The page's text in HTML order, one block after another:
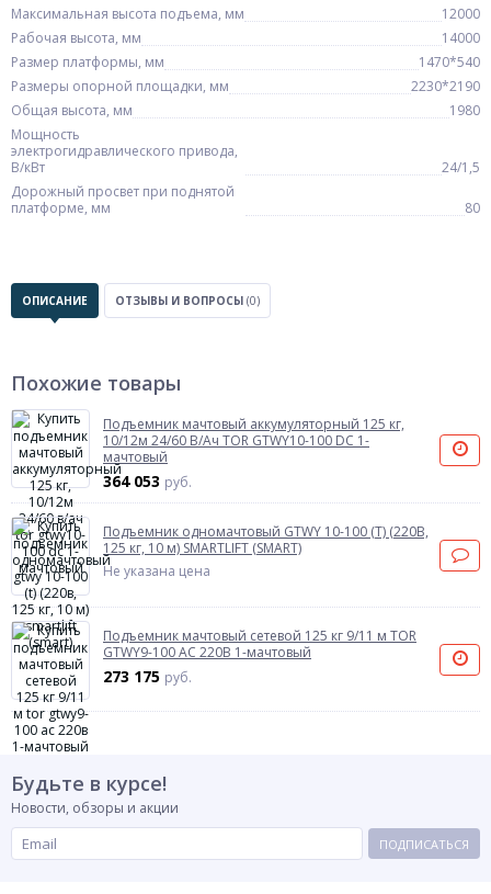
Максимальная высота подъема, мм
12000
Рабочая высота, мм
14000
Размер платформы, мм
1470*540
Размеры опорной площадки, мм
2230*2190
Общая высота, мм
1980
Мощность
электрогидравлического привода,
В/кВт
24/1,5
Дорожный просвет при поднятой
платформе, мм
80
ОПИСАНИЕ ОТЗЫВЫ И ВОПРОСЫ (0)
Похожие товары
Подъемник мачтовый аккумуляторный 125 кг,
10/12м 24/60 В/Ач TOR GTWY10-100 DC 1-
мачтовый
364 053 руб.
Подъемник одномачтовый GTWY 10-100 (T) (220В,
125 кг, 10 м) SMARTLIFT (SMART)
Не указана цена
Подъемник мачтовый сетевой 125 кг 9/11 м TOR
GTWY9-100 AC 220В 1-мачтовый
273 175 руб.
Будьте в курсе!
Новости, обзоры и акции
ПОДПИСАТЬСЯ